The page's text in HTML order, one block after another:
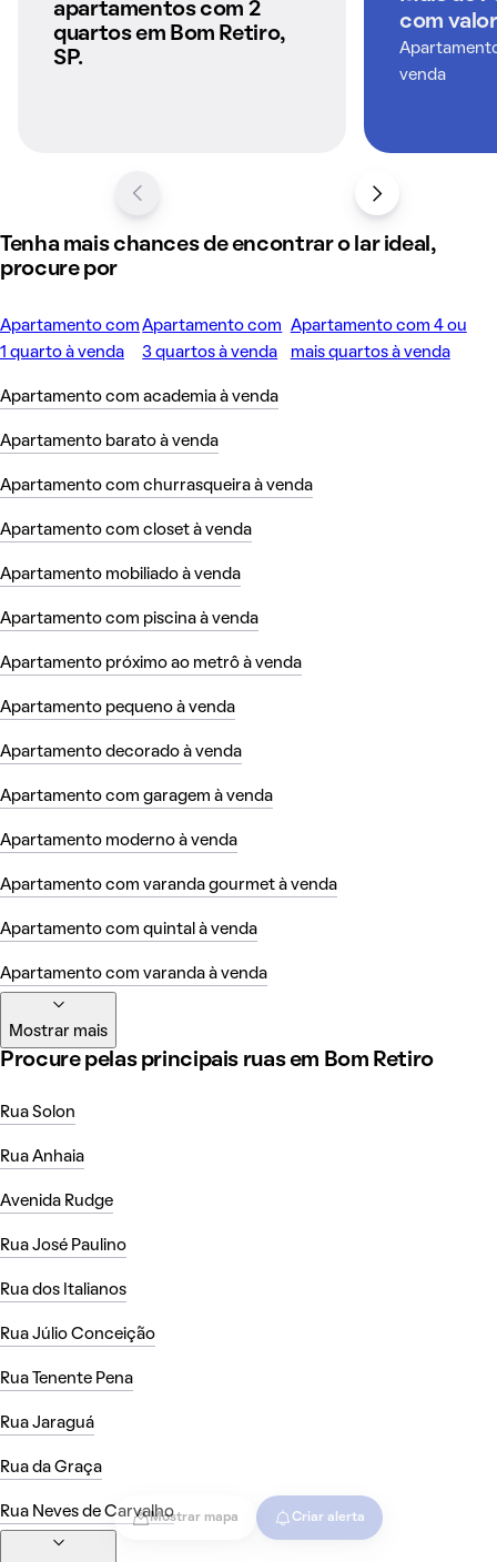
Mostrar mapa Criar alerta
apartamentos com 2
quartos em Bom Retiro,
SP.
com
venda
Tenha mais chances de encontrar o lar ideal,
procure por
Apartamento com
1 quarto à venda
Apartamento com
3 quartos à venda
Apartamento com 4 ou
mais quartos à venda
Apartamento com academia à venda
Apartamento barato à venda
Apartamento com churrasqueira à venda
Apartamento com closet à venda
Apartamento mobiliado à venda
Apartamento com piscina à venda
Apartamento próximo ao metrô à venda
Apartamento pequeno à venda
Apartamento decorado à venda
Apartamento com garagem à venda
Apartamento moderno à venda
Apartamento com varanda gourmet à venda
Apartamento com quintal à venda
Apartamento com varanda à venda
Mostrar mais
Procure pelas principais ruas em Bom Retiro
Rua Solon
Rua Anhaia
Avenida Rudge
Rua José Paulino
Rua dos Italianos
Rua Júlio Conceição
Rua Tenente Pena
Rua Jaraguá
Rua da Graça
Rua Neves de Carvalho